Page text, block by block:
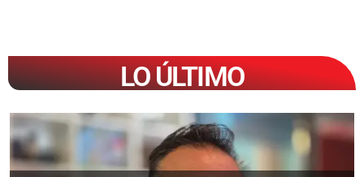
LO ÚLTIMO